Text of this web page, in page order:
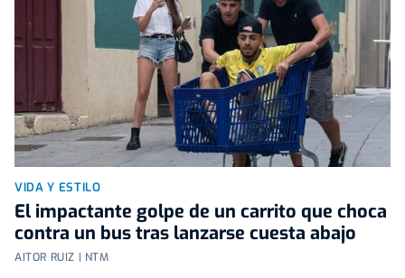
VIDA Y ESTILO
El impactante golpe de un carrito que choca
contra un bus tras lanzarse cuesta abajo
AITOR RUIZ | NTM